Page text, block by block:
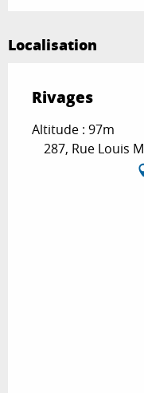
Localisation
Rivages
Altitude : 97m
287, Rue Louis